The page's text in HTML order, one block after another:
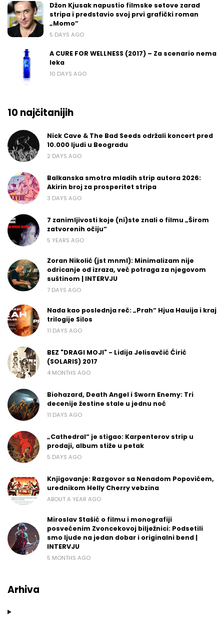
Džon Kjusak napustio filmske setove zarad
stripa i predstavio svoj prvi grafički roman
„Momo“
5 DAYS AGO
A CURE FOR WELLNESS (2017) – Za scenario nema
leka
10 DAYS AGO
10 najčitanijih
Nick Cave & The Bad Seeds održali koncert pred
10.000 ljudi u Beogradu
2 DAYS AGO
Balkanska smotra mladih strip autora 2026:
Akirin broj za prosperitet stripa
3 DAYS AGO
7 zanimljivosti koje (ni)ste znali o filmu „Širom
zatvorenih očiju“
5 YEARS AGO
Zoran Nikolić (jst mnml): Minimalizam nije
odricanje od izraza, već potraga za njegovom
suštinom | INTERVJU
7 DAYS AGO
Nada kao poslednja reč: „Prah“ Hjua Hauija i kraj
trilogije Silos
11 DAYS AGO
BEZ "DRAGI MOJI" - Lidija Jelisavčić Ćirić
(SOLARIS) 2017
4 MONTHS AGO
Biohazard, Death Angel i Sworn Enemy: Tri
decenije žestine stale u jednu noć
11 DAYS AGO
„Cathedral“ je stigao: Karpenterov strip u
prodaji, album stiže u petak
5 DAYS AGO
Knjigovanje: Razgovor sa Nenadom Popovićem,
urednikom Helly Cherry vebzina
ABOUT A YEAR AGO
Miroslav Stašić o filmu i monografiji
posvećenim Zvoncekovoj bilježnici: Podsetili
smo ljude na jedan dobar i originalni bend |
INTERVJU
5 MONTHS AGO
Arhiva